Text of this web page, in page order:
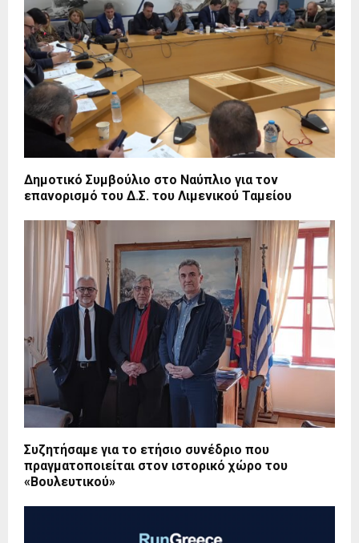
Δημοτικό Συμβούλιο στο Ναύπλιο για τον
επανορισμό του Δ.Σ. του Λιμενικού Ταμείου
Συζητήσαμε για το ετήσιο συνέδριο που
πραγματοποιείται στον ιστορικό χώρο του
«Βουλευτικού»